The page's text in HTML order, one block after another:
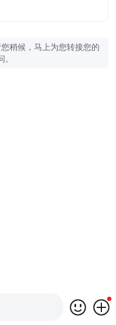
稍候，马上为您转接您的